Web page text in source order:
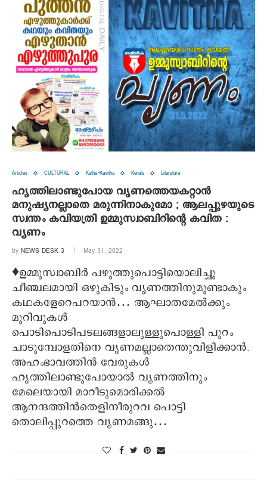
Articles CULTURAL Katha-Kavitha Kerala Literature
ഹൃത്തിലാണ്ടുപോയ വൃണത്തെയകറ്റാൻ
മനുഷ്യനല്ലാതെ മരുന്നിനാകുമോ ; ആലപ്പുഴയുടെ
സ്വന്തം കവിയത്രി ഉമ്മുസ്വാബിറിന്റെ കവിത :
വ്യണം
by NEWS DESK 3 May 31, 2022
♦ഉമ്മുസ്വാബിര്‍ പഴുത്തുപൊട്ടിയൊലിച്ചു
ചീഞ്ചലമായി ഒഴുകിടും വൃണത്തിനുമുണ്ടാകും
കഥകളേറെപറയാന്‍… ആഘാതമേല്‍ക്കും
മുറിവുകള്‍
പൊടിപൊടിപടലങ്ങളാലുള്ളുപൊള്ളി പുറം
ചാടുമ്പോളതിനെ വൃണമല്ലാതെന്തുവിളിക്കാന്‍.
അഹംഭാവത്തിന്‍ വേരുകള്‍
ഹൃത്തിലാണ്ടുപോയാല്‍ വൃണത്തിനും
മേലെയായി മാറീടുമൊരിക്കല്‍
ആനന്ദത്തിന്‍തെളിനീരുറവ പൊട്ടി
തൊലിപ്പുറത്തെ വൃണമങ്ങു…